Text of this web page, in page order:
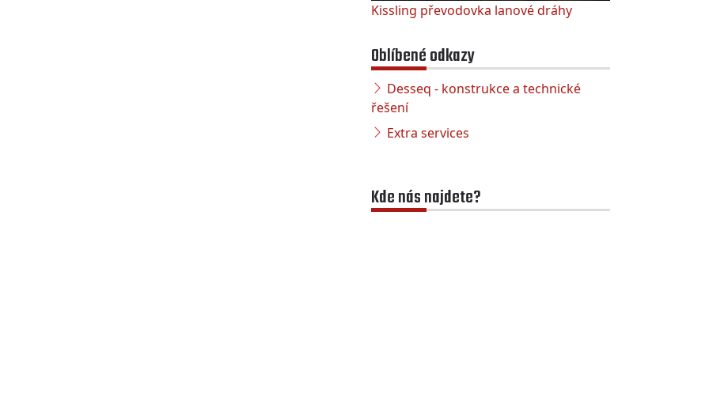
Kissling převodovka lanové dráhy
Oblíbené odkazy
Desseq - konstrukce a technické
řešení
Extra services
Kde nás najdete?